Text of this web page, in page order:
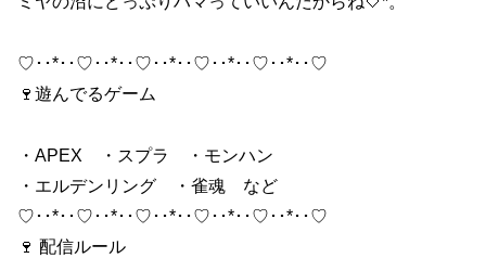
♡･･*･･♡･･*･･♡･･*･･♡･･*･･♡･･*･･♡
🍷遊んでるゲーム
・APEX ・スプラ ・モンハン
・エルデンリング ・雀魂 など
♡･･*･･♡･･*･･♡･･*･･♡･･*･･♡･･*･･♡
🍷 配信ルール